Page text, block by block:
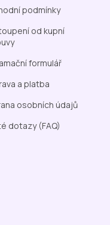
podmínky
od kupní
formulář
a platba
osobních údajů
dotazy (FAQ)